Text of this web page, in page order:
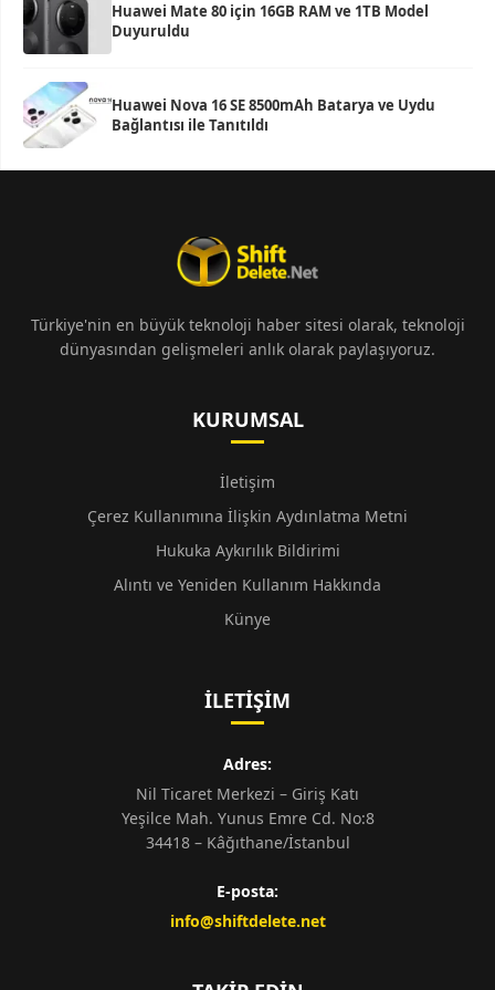
Huawei Mate 80 için 16GB RAM ve 1TB Model
Duyuruldu
Huawei Nova 16 SE 8500mAh Batarya ve Uydu
Bağlantısı ile Tanıtıldı
Türkiye'nin en büyük teknoloji haber sitesi olarak, teknoloji
dünyasından gelişmeleri anlık olarak paylaşıyoruz.
KURUMSAL
İletişim
Çerez Kullanımına İlişkin Aydınlatma Metni
Hukuka Aykırılık Bildirimi
Alıntı ve Yeniden Kullanım Hakkında
Künye
İLETIŞIM
Adres:
Nil Ticaret Merkezi – Giriş Katı
Yeşilce Mah. Yunus Emre Cd. No:8
34418 – Kâğıthane/İstanbul
E-posta:
info@shiftdelete.net